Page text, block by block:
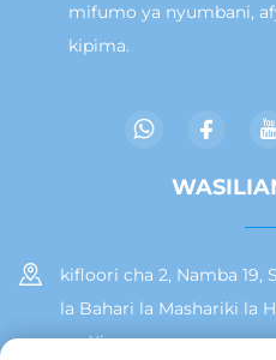
mifumo ya nyumbani,
kipima.
kifloori cha 2, Namba 19,
la Bahari la Mashariki la
wa Xiamen